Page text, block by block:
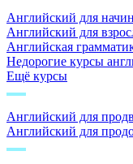
Английский для
Английский для
Английская
Недорогие курсы
Ещё курсы
Английский для
Английский для